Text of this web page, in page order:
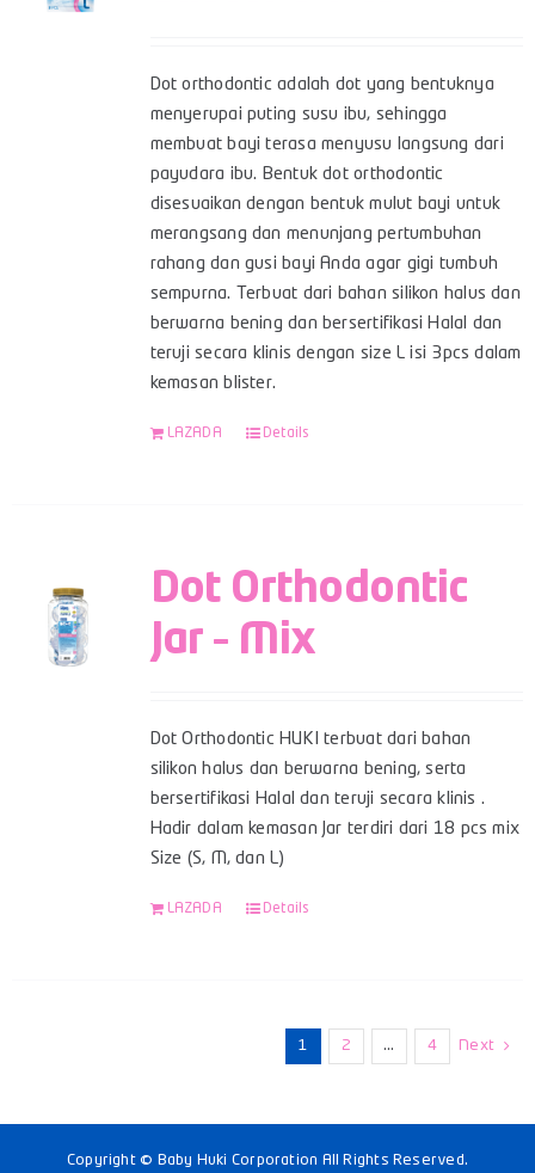
Dot orthodontic adalah dot yang bentuknya
menyerupai puting susu ibu, sehingga
membuat bayi terasa menyusu langsung dari
payudara ibu. Bentuk dot orthodontic
disesuaikan dengan bentuk mulut bayi untuk
merangsang dan menunjang pertumbuhan
rahang dan gusi bayi Anda agar gigi tumbuh
sempurna. Terbuat dari bahan silikon halus dan
berwarna bening dan bersertifikasi Halal dan
teruji secara klinis dengan size L isi 3pcs dalam
kemasan blister.
LAZADA Details
Dot Orthodontic
Jar – Mix
Dot Orthodontic HUKI terbuat dari bahan
silikon halus dan berwarna bening, serta
bersertifikasi Halal dan teruji secara klinis .
Hadir dalam kemasan Jar terdiri dari 18 pcs mix
Size (S, M, dan L)
LAZADA Details
1 2 … 4 Next
Copyright © Baby Huki Corporation All Rights Reserved.